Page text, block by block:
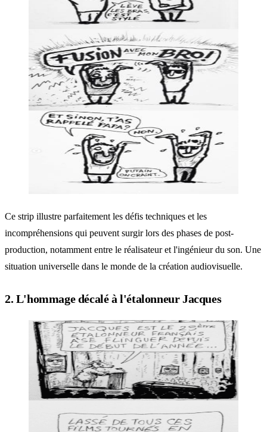
Ce strip illustre parfaitement les défis techniques et les
incompréhensions qui peuvent surgir lors des phases de post-
production, notamment entre le réalisateur et l'ingénieur du son. Une
situation universelle dans le monde de la création audiovisuelle.
2. L'hommage décalé à l'étalonneur Jacques